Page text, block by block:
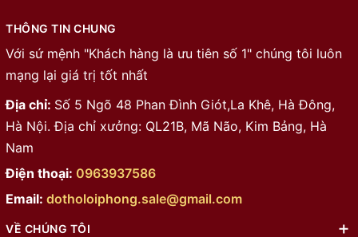
THÔNG TIN CHUNG
Với sứ mệnh "Khách hàng là ưu tiên số 1" chúng tôi luôn
mạng lại giá trị tốt nhất
Địa chỉ: Số 5 Ngõ 48 Phan Đình Giót,La Khê, Hà Đông,
Hà Nội. Địa chỉ xưởng: QL21B, Mã Não, Kim Bảng, Hà
Nam
Điện thoại: 0963937586
Email: dotholoiphong.sale@gmail.com
VỀ CHÚNG TÔI